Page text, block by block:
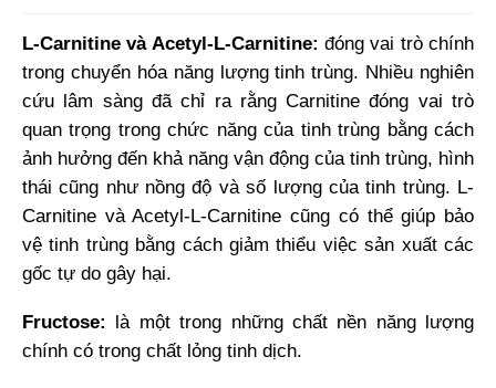
L-Carnitine và Acetyl-L-Carnitine: đóng vai trò chính
trong chuyển hóa năng lượng tinh trùng. Nhiều nghiên
cứu lâm sàng đã chỉ ra rằng Carnitine đóng vai trò
quan trọng trong chức năng của tinh trùng bằng cách
ảnh hưởng đến khả năng vận động của tinh trùng, hình
thái cũng như nồng độ và số lượng của tinh trùng. L-
Carnitine và Acetyl-L-Carnitine cũng có thể giúp bảo
vệ tinh trùng bằng cách giảm thiểu việc sản xuất các
gốc tự do gây hại.
Fructose:
là một trong những chất nền năng lượng
chính có trong chất lỏng tinh dịch.